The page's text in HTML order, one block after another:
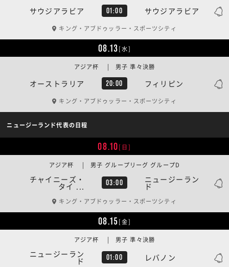
サウジアラビア 01:00 サウジアラビア
キング・アブドゥッラー・スポーツシティ
08.13[水]
オーストラリア 20:00 フィリピン
アジア杯 | 男子 準々決勝
キング・アブドゥッラー・スポーツシティ
ニュージーランド代表の日程
08.10[日]
チャイニーズ・
タイ ... 03:00 ニュージーラン
ド
アジア杯 | 男子 グループリーグ グループD
キング・アブドゥッラー・スポーツシティ
08.15[金]
ニュージーラン
ド 01:00 レバノン
アジア杯 | 男子 準々決勝